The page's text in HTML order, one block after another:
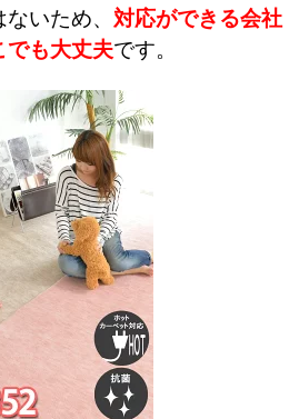
いため、 対応ができる会社
でも大丈夫です。